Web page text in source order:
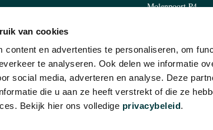
van cookies
content en advertenties te personaliseren, om
te analyseren. Ook delen we informatie
social media, adverteren en analyse. Deze
die u aan ze heeft verstrekt of die ze
Bekijk hier ons volledige privacybeleid.
Molenpoort P4
E-